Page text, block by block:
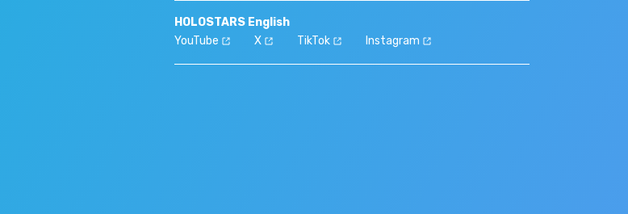
HOLOSTARS English
YouTube
X TikTok Instagram